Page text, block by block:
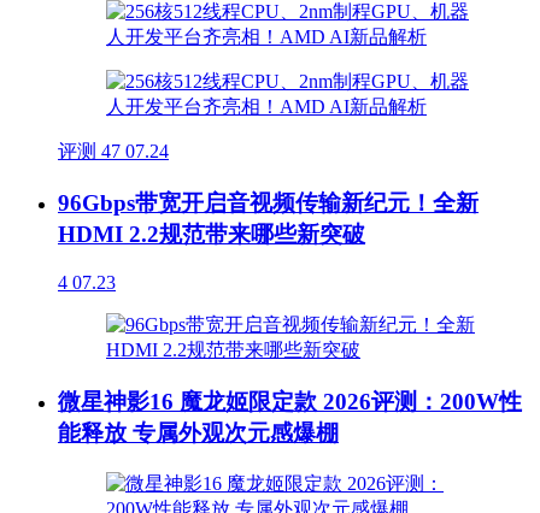
评测 47 07.24
96Gbps带宽开启音视频传输新纪元！全新
HDMI 2.2规范带来哪些新突破
4 07.23
微星神影16 魔龙姬限定款 2026评测：200W性
能释放 专属外观次元感爆棚